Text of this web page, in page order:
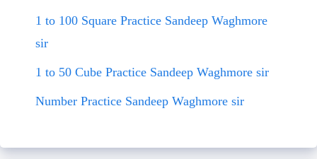
1 to 100 Square Practice Sandeep Waghmore
sir
1 to 50 Cube Practice Sandeep Waghmore sir
Number Practice Sandeep Waghmore sir